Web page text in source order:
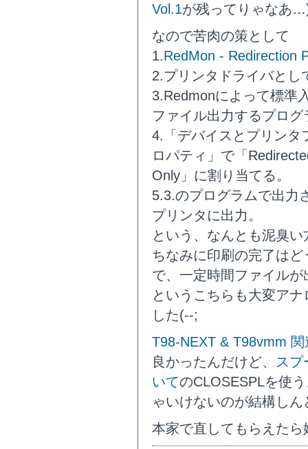
Vol.1が残ってりゃなあ
なので苦肉の策として
1.RedMon - Redirection
2.プリンタドライバとし
3.Redmonによって標準
ファイル出力するプロ
4.「デバイスとプリンタ
ロパティ」で「
Only」に割り当てる。
5.3.のプログラムで出力
プリンタに出力。
という、なんとも泥臭
ちなみに印刷の完了は
で、一定時間ファイル
というこちらも大変ア
した(--;
T98-NEXT & T98vmm
良かったんだけど、
ス
いてのCLOSESPLを使
ゃいけないのが結構し
本家で直してもらえた